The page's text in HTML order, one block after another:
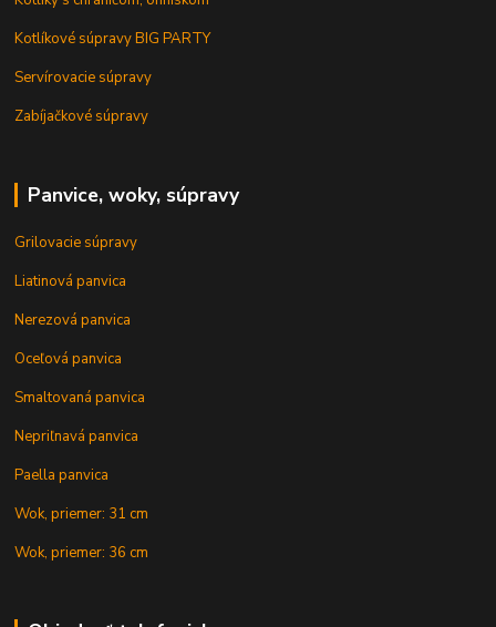
Kotlíkové súpravy BIG PARTY
Servírovacie súpravy
Zabíjačkové súpravy
Panvice, woky, súpravy
Grilovacie súpravy
Liatinová panvica
Nerezová panvica
Oceľová panvica
Smaltovaná panvica
Nepriľnavá panvica
Paella panvica
Wok, priemer: 31 cm
Wok, priemer: 36 cm